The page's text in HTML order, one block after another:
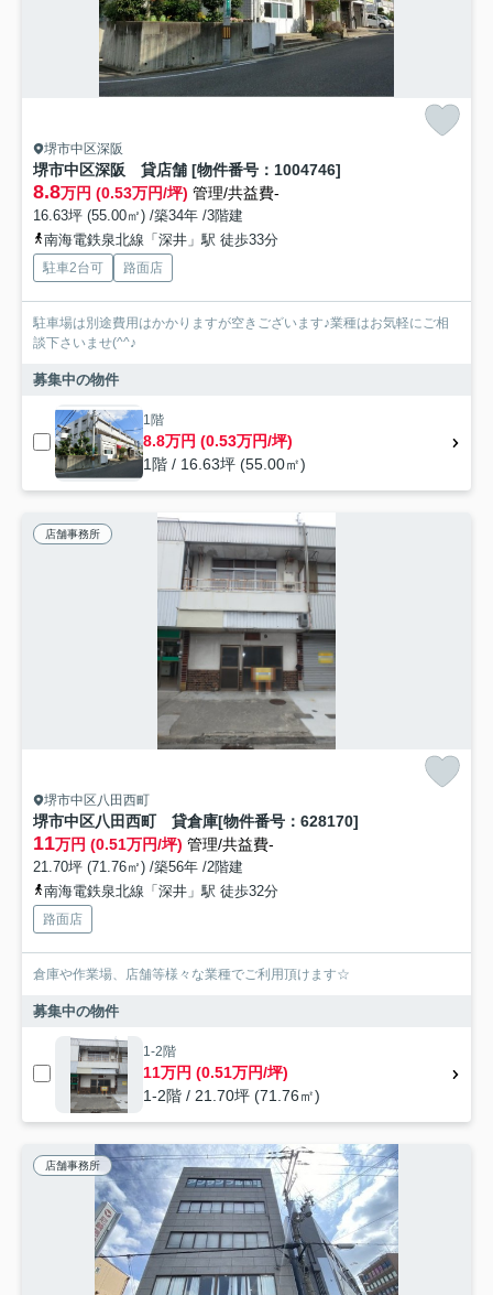
堺市中区深阪
堺市中区深阪 貸店舗 [物件番号：1004746]
8.8万円 (0.53万円/坪) 管理/共益費-
16.63坪 (55.00㎡) /築34年 /3階建
南海電鉄泉北線「深井」駅 徒歩33分
駐車2台可 路面店
駐車場は別途費用はかかりますが空きございます♪業種はお気軽にご相
談下さいませ(^^♪
募集中の物件
1階
8.8万円 (0.53万円/坪)
1階 / 16.63坪 (55.00㎡)
店舗事務所
堺市中区八田西町
堺市中区八田西町 貸倉庫[物件番号：628170]
11万円 (0.51万円/坪) 管理/共益費-
21.70坪 (71.76㎡) /築56年 /2階建
南海電鉄泉北線「深井」駅 徒歩32分
路面店
倉庫や作業場、店舗等様々な業種でご利用頂けます☆
募集中の物件
1-2階
11万円 (0.51万円/坪)
1-2階 / 21.70坪 (71.76㎡)
店舗事務所